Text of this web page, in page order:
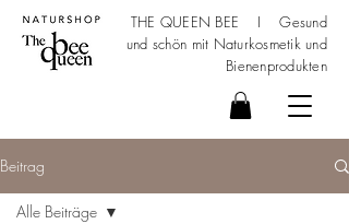
THE QUEEN BEE I Gesund
und schön mit Naturkosmetikund
Bienenprodukten
Beitrag
Alle Beiträge